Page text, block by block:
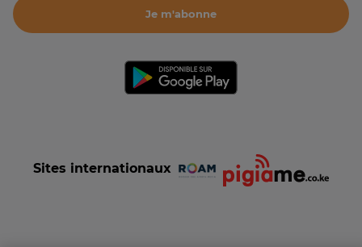
Je m'abonne
Sites internationaux